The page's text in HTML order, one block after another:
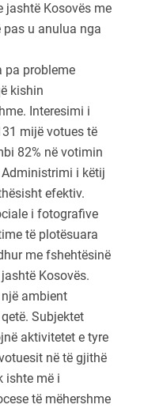
jashtë Kosovës me
u anulua nga
pa probleme
kishin
Interesimi i
mijë votues të
82% në votimin
i këtij
efektiv.
i fotografive
të plotësuara
me fshehtësinë
Kosovës.
ambient
Subjektet
aktivitetet e tyre
në të gjithë
ishte më i
të mëhershme